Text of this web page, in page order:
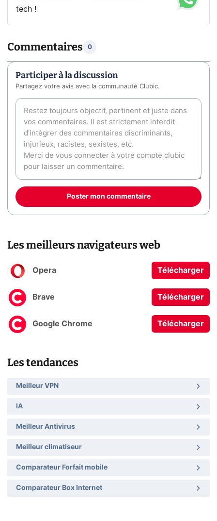
tech !
Commentaires 0
Participer à la discussion
Partagez votre avis avec la communauté Clubic.
Poster mon commentaire
Les meilleurs navigateurs web
Opera Télécharger
Brave Télécharger
Google Chrome Télécharger
Les tendances
Meilleur VPN
IA
Meilleur Antivirus
Meilleur climatiseur
Comparateur Forfait mobile
Comparateur Box Internet